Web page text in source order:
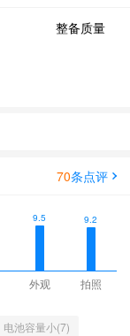
整备质量
70条点评
9.5
外观
9.2
拍照
电池容量小(7)